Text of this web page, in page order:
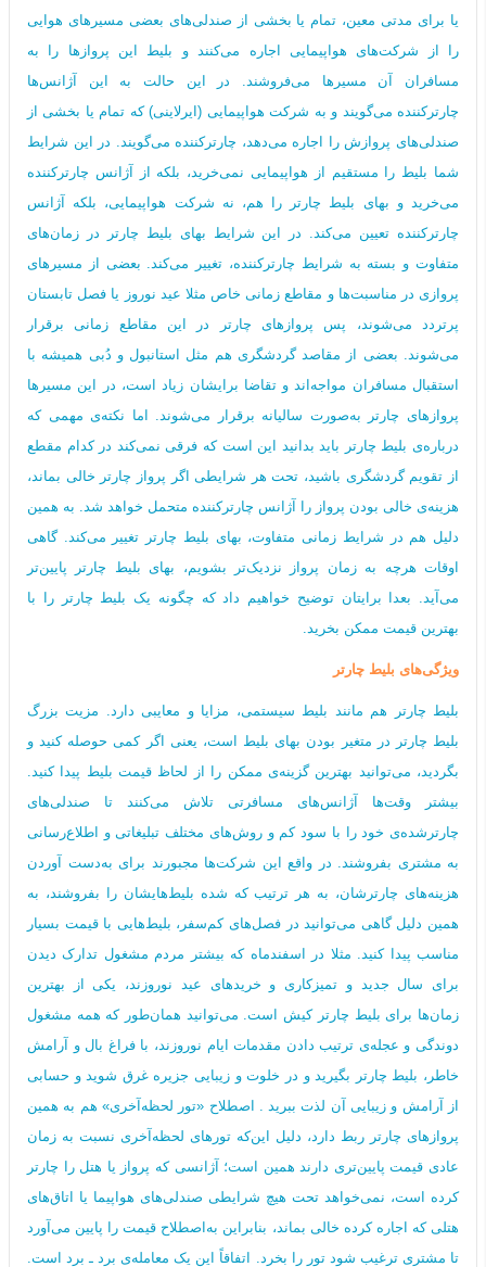
یا برای مدتی معین، تمام یا بخشی از صندلی‌های بعضی مسیرهای هوایی
را از شرکت‌های هواپیمایی اجاره می‌کنند و بلیط این پروازها را به
مسافران آن مسیرها می‌فروشند. در این حالت به این آژانس‌ها
چارترکننده می‌گویند و به شرکت هواپیمایی (ایرلاینی) که تمام یا بخشی از
صندلی‌های پروازش را اجاره می‌دهد، چارترکننده می‌گویند. در این شرایط
شما بلیط را مستقیم از هواپیمایی نمی‌خرید، بلکه از آژانس چارترکننده
می‌خرید و بهای بلیط چارتر را هم، نه شرکت هواپیمایی، بلکه آژانس
چارترکننده تعیین می‌کند. در این شرایط بهای بلیط چارتر در زمان‌های
متفاوت و بسته به شرایط چارترکننده، تغییر می‌کند. بعضی از مسیرهای
پروازی در مناسبت‌ها و مقاطع زمانی خاص مثلا عید نوروز یا فصل تابستان‌
پرتردد می‌شوند، پس پروازهای چارتر در این مقاطع زمانی برقرار
می‌شوند. بعضی از مقاصد گردشگری هم مثل استانبول و دُبی همیشه با
استقبال مسافران مواجه‌اند و تقاضا برایشان زیاد است، در این مسیرها
پروازهای چارتر به‌صورت سالیانه برقرار می‌شوند. اما نکته‌ی مهمی که
درباره‌ی بلیط چارتر باید بدانید این است که فرقی نمی‌کند در کدام مقطع
از تقویم گردشگری باشید، تحت هر شرایطی اگر پرواز چارتر خالی بماند،
هزینه‌ی خالی بودن پرواز را آژانس چارترکننده متحمل خواهد شد. به همین
دلیل هم در شرایط زمانی متفاوت، بهای بلیط چارتر تغییر می‌کند. گاهی
اوقات هرچه به زمان پرواز نزدیک‌تر بشویم، بهای بلیط چارتر پایین‌تر
می‌آید. بعدا برایتان توضیح خواهیم داد که چگونه یک بلیط چارتر را با
بهترین قیمت ممکن بخرید.
ویژگی‌های بلیط چارتر
بلیط چارتر هم مانند بلیط سیستمی، مزایا و معایبی دارد. مزیت بزرگ
بلیط‌ چارتر در متغیر بودن بهای بلیط است، یعنی اگر کمی حوصله کنید و
بگردید، می‌توانید بهترین گزینه‌ی ممکن را از لحاظ قیمت بلیط پیدا کنید.
بیشتر وقت‌ها آژانس‌های مسافرتی تلاش می‌کنند تا صندلی‌های
چارترشده‌ی خود را با سود کم و روش‌های مختلف تبلیغاتی و اطلاع‌رسانی
به مشتری بفروشند. در واقع این شرکت‌ها مجبورند برای به‌دست آوردن
هزینه‌های چارترشان، به هر ترتیب که شده بلیط‌هایشان را بفروشند، به
همین دلیل گاهی می‌توانید در فصل‌های کم‌سفر، بلیط‌هایی با قیمت‌ بسیار
مناسب پیدا کنید. مثلا در اسفندماه که بیشتر مردم مشغول تدارک دیدن
برای سال جدید و تمیزکاری‌ و خریدهای عید نوروزند، یکی از بهترین
زمان‌ها برای بلیط چارتر کیش است. می‌توانید همان‌طور که همه مشغول
دوندگی و عجله‌ی ترتیب دادن مقدمات ایام نوروزند، با فراغ بال و آرامش
خاطر، بلیط چارتر بگیرید و در خلوت و زیبایی جزیره غرق شوید و حسابی
از آرامش و زیبایی آن لذت ببرید . اصطلاح «تور لحظه‌آخری» هم به همین
پروازهای چارتر ربط دارد، دلیل این‌که تورهای لحظه‌آخری نسبت به زمان
عادی قیمت پایین‌تری دارند همین است؛ آژانسی که پرواز یا هتل را چارتر
کرده است، نمی‌خواهد تحت هیچ شرایطی صندلی‌های هواپیما یا اتاق‌های
هتلی که اجاره کرده خالی بماند، بنابراین به‌اصطلاح قیمت را پایین می‌آورد
تا مشتری ترغیب شود تور را بخرد. اتفاقاً این یک معامله‌ی برد ـ برد است.